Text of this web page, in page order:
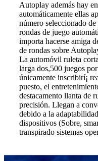
Autoplay además hay
automáticamente ellas
número seleccionado
rondas de juego
importa hacerse amiga
de rondas sobre
La automóvil ruleta
larga dos,500 juegos
únicamente inscribirí¡
puesto, el
destacamento llanta de
precisión. Llegan a
debido a la
dispositivos (Sobre,
transpirado sistemas